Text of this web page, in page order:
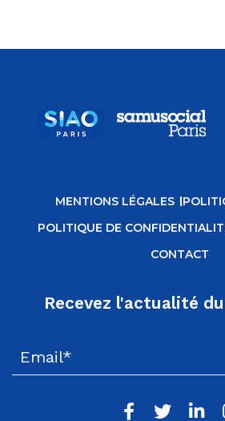
MENTIONS LÉGALES
POLITIQUE DE
CONTACT
Recevez l'actualité